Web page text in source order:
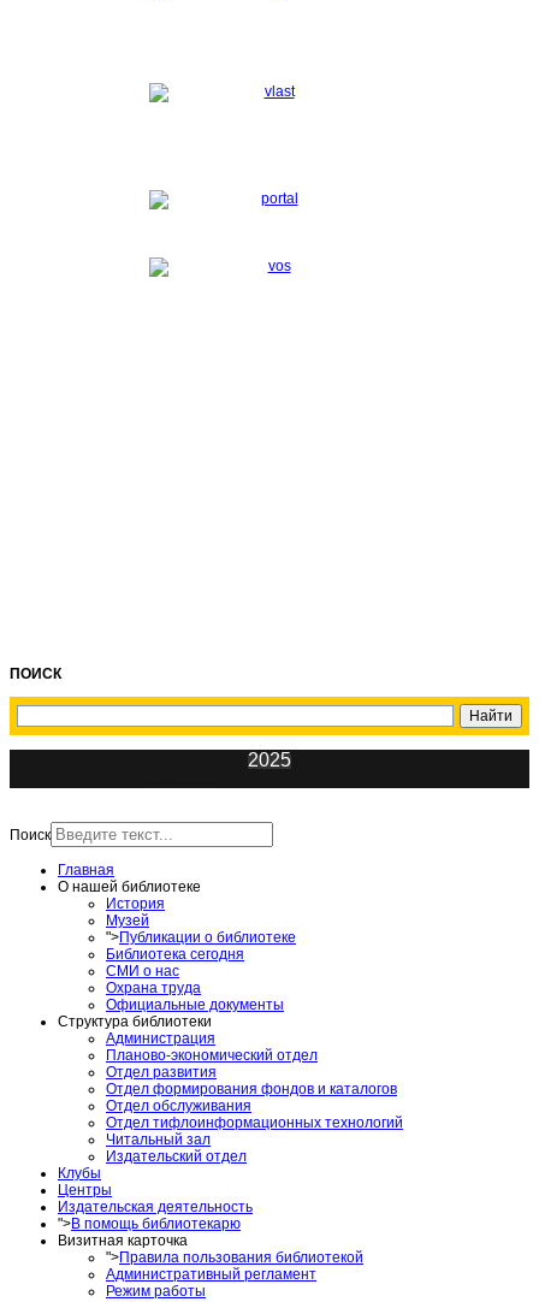
ПОИСК
2025
Поиск
Главная
О нашей библиотеке
История
Музей
">Публикации о библиотеке
Библиотека сегодня
СМИ о нас
Охрана труда
Официальные документы
Структура библиотеки
Администрация
Планово-экономический отдел
Отдел развития
Отдел формирования фондов и каталогов
Отдел обслуживания
Отдел тифлоинформационных технологий
Читальный зал
Издательский отдел
Клубы
Центры
Издательская деятельность
">В помощь библиотекарю
Визитная карточка
">Правила пользования библиотекой
Административный регламент
Режим работы